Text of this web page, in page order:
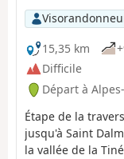
15,35 km
Difficile
Départ à
Étape de la
jusqu'à Saint
la vallée de la